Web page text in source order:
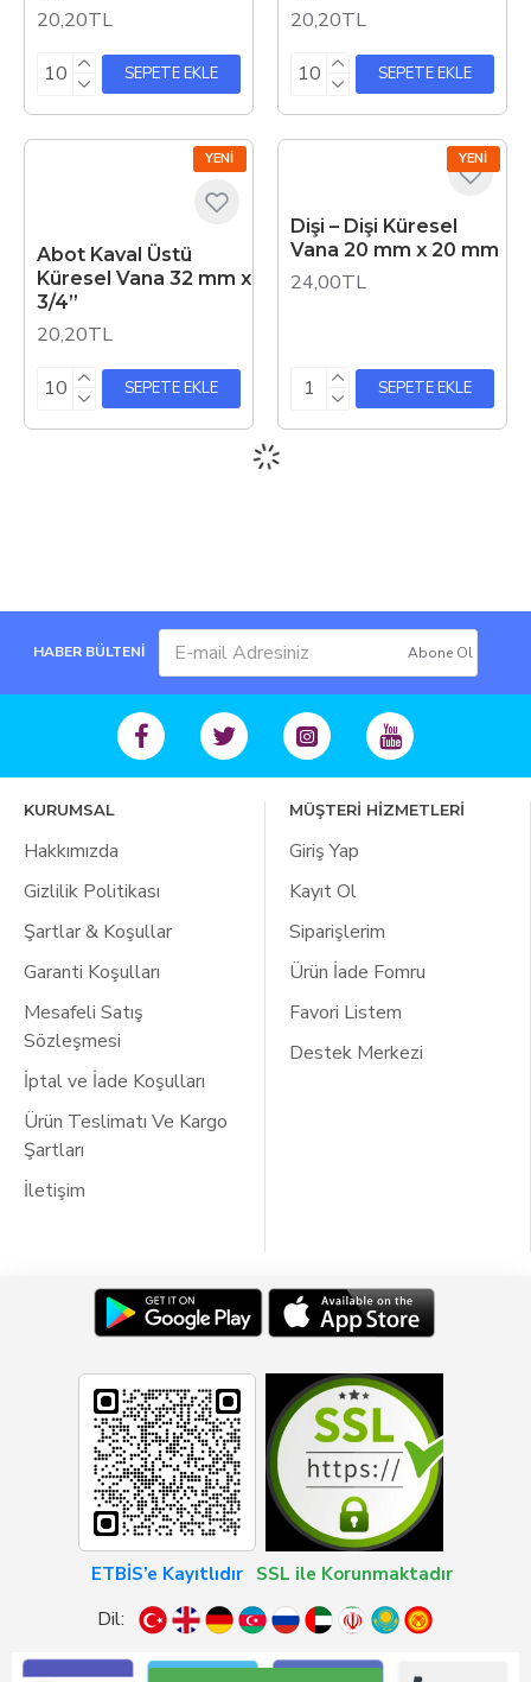
20,20TL
SEPETE EKLE
20,20TL
SEPETE EKLE
YENI
Abot Kaval Üstü
Küresel Vana 32 mm x
3/4”
20,20TL
SEPETE EKLE
YENI
Dişi – Dişi Küresel
Vana 20 mm x 20 mm
24,00TL
SEPETE EKLE
HABER BÜLTENİ Abone Ol
KURUMSAL
Hakkımızda
Gizlilik Politikası
Şartlar & Koşullar
Garanti Koşulları
Mesafeli Satış
Sözleşmesi
İptal ve İade Koşulları
Ürün Teslimatı Ve Kargo
Şartları
İletişim
MÜŞTERİ HİZMETLERİ
Giriş Yap
Kayıt Ol
Siparişlerim
Ürün İade Fomru
Favori Listem
Destek Merkezi
ETBİS’e Kayıtlıdır SSL ile Korunmaktadır
Dil: